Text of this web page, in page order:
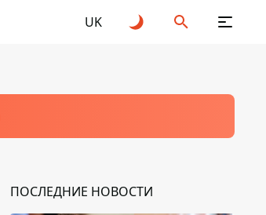
UK
ПОСЛЕДНИЕ НОВОСТИ